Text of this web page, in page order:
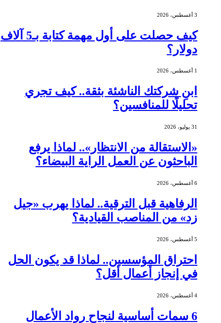
3 أغسطس، 2026
كيف حصلت على أول مهمة كتابة بـ5 آلاف
دولار؟
1 أغسطس، 2026
ابنِ شركتك الناشئة بثقة.. كيف تجري
تحليلًا للمنافسين؟
31 يوليو، 2026
«الاستقالة من الانتظار».. لماذا يرفع
الباحثون عن العمل الراية البيضاء؟
6 أغسطس، 2026
الرفاهية قبل الترقية.. لماذا يهرب «جيل
زد» من المناصب القيادية؟
5 أغسطس، 2026
احتراق المؤسسين.. لماذا قد يكون الحل
في إنجاز أعمال أقل؟
4 أغسطس، 2026
6 سمات أساسية لنجاح رواد الأعمال